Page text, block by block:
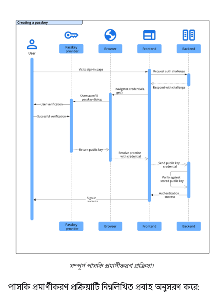
সম্পূর্ণ পাসকি প্রমাণীকরণ প্রক্রিয়া।
পাসকি প্রমাণীকরণ প্রক্রিয়াটি নিম্নলিখিত প্রবাহ অনুসরণ করে: